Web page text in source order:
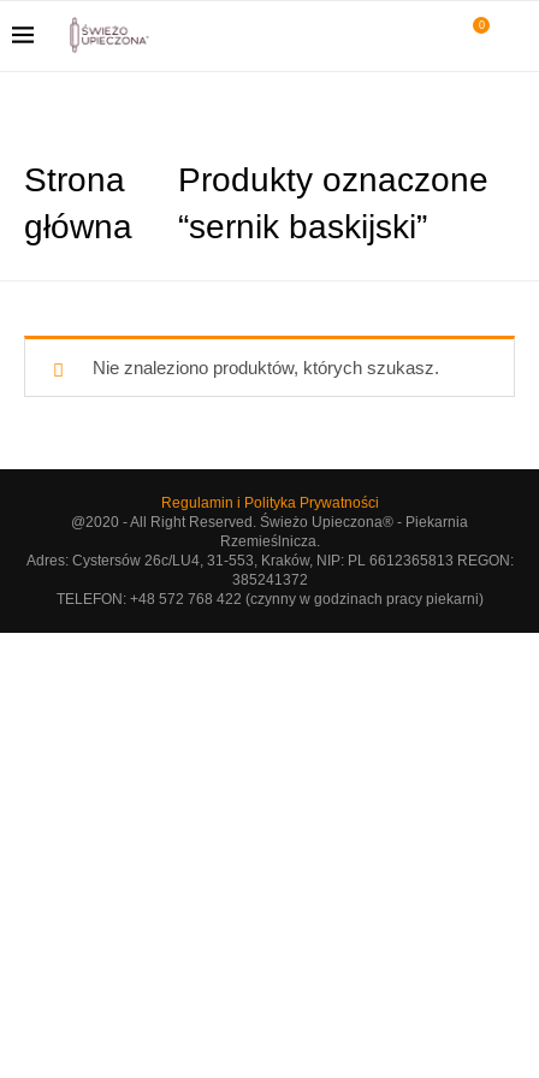
0
Strona
główna
Produkty oznaczone
“sernik baskijski”
Nie znaleziono produktów, których szukasz.
Regulamin i Polityka Prywatności
@2020 - All Right Reserved. Świeżo Upieczona® - Piekarnia
Rzemieślnicza.
Adres: Cystersów 26c/LU4, 31-553, Kraków, NIP: PL 6612365813 REGON:
385241372
TELEFON: +48 572 768 422 (czynny w godzinach pracy piekarni)